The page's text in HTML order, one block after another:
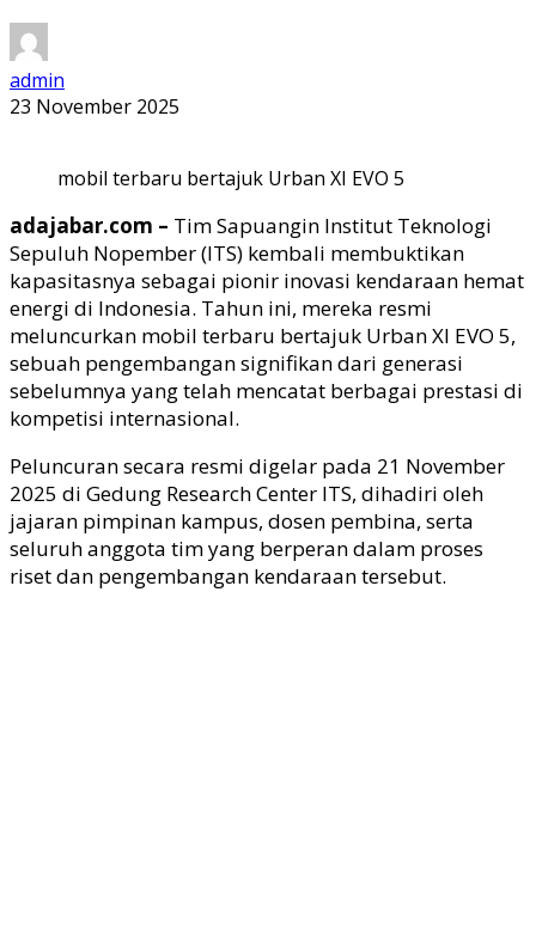
admin
23 November 2025
mobil terbaru bertajuk Urban XI EVO 5
adajabar.com – Tim Sapuangin Institut Teknologi
Sepuluh Nopember (ITS) kembali membuktikan
kapasitasnya sebagai pionir inovasi kendaraan hemat
energi di Indonesia. Tahun ini, mereka resmi
meluncurkan mobil terbaru bertajuk Urban XI EVO 5,
sebuah pengembangan signifikan dari generasi
sebelumnya yang telah mencatat berbagai prestasi di
kompetisi internasional.
Peluncuran secara resmi digelar pada 21 November
2025 di Gedung Research Center ITS, dihadiri oleh
jajaran pimpinan kampus, dosen pembina, serta
seluruh anggota tim yang berperan dalam proses
riset dan pengembangan kendaraan tersebut.